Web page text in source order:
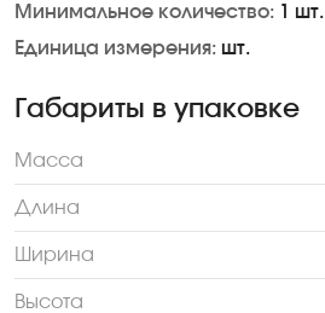
Минимальное количество: 1 шт.
Единица измерения: шт.
Габариты в упаковке
Масса
Длина
Ширина
Высота